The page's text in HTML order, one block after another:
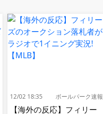
12/02 18:35 ボールパーク速報
【海外の反応】フィリー